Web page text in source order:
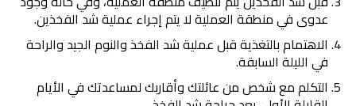
عدوى في منطقة العملية لا يتم إجراء عملية شد الفخذين.
الاهتمام بالتغذية قبل عملية شد الفخذ والنوم الجيد والراحة
في الليلة السابقة.
التكلم مع شخص من عائلتك وأقاربك لمساعدتك في الأيام